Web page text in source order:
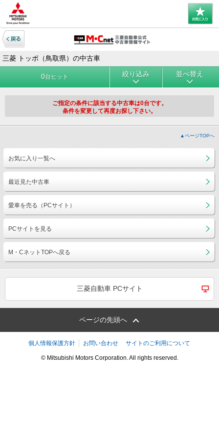
三菱 トッポ（鳥取県）の中古車
0台ヒット 絞り込み 並べ替え
ご指定の条件に該当する中古車は0台です。
条件を変更して再度お探し下さい。
▲ページTOPへ
お気に入り一覧へ
最近見た中古車
愛車を売る（PCサイト）
PCサイトを見る
M・CネットTOPへ戻る
三菱自動車 PCサイト
ページの先頭へ
個人情報保護方針 お問い合わせ サイトのご利用について
© Mitsubishi Motors Corporation. All rights reserved.